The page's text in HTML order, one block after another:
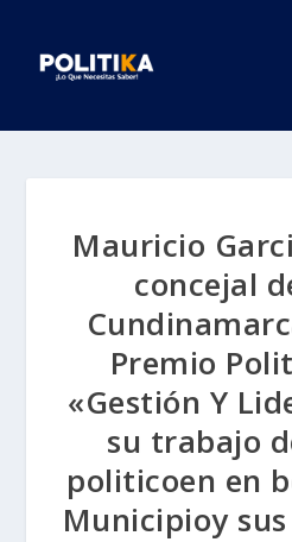
Mauricio
concejal
Premio
«Gestión Y
su trabajo
politicoen en
Municipioy